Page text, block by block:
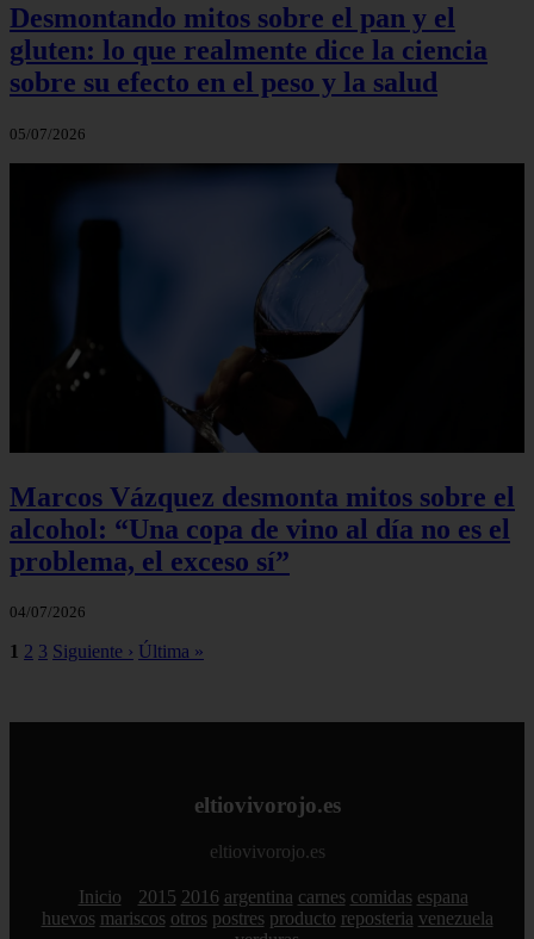
Desmontando mitos sobre el pan y el
gluten: lo que realmente dice la ciencia
sobre su efecto en el peso y la salud
05/07/2026
Marcos Vázquez desmonta mitos sobre el
alcohol: “Una copa de vino al día no es el
problema, el exceso sí”
04/07/2026
1 2 3 Siguiente › Última »
eltiovivorojo.es
eltiovivorojo.es
Inicio 2015 2016 argentina carnes comidas espana
huevos mariscos otros postres producto reposteria venezuela